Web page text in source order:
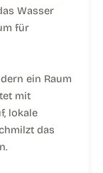
Wasser
für
ein Raum
mit
lokale
das